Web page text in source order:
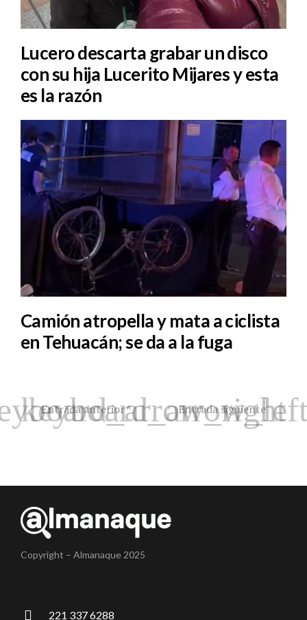
Lucero descarta grabar un disco
con su hija Lucerito Mijares y esta
es la razón
Camión atropella y mata a ciclista
en Tehuacán; se da a la fuga
Entrada anterior Entrada siguiente
Copyright – Almanaque 2025
221 337 6288